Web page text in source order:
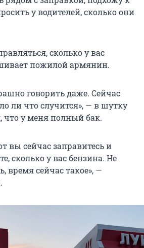
у водителей, сколько они
сколько у вас
пожилой армянин.
говорить даже. Сейчас
ли что случится», — в шутку
что у меня полный бак.
вы сейчас заправитесь и
сколько у вас бензина. Не
время сейчас такое», —